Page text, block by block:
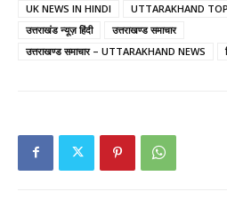
UK NEWS IN HINDI
UTTARAKHAND
उत्तराखंड न्यूज़ हिंदी
उत्तराखण्ड समाचार
उत्तराखण्ड समाचार – UTTARAKHAND NEWS